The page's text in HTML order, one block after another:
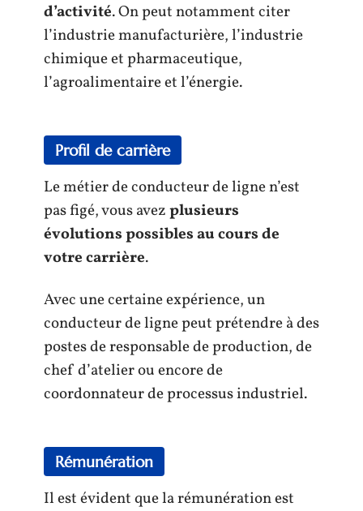
d’activité. On peut notamment citer
l’industrie manufacturière, l’industrie
chimique et pharmaceutique,
l’agroalimentaire et l’énergie.
Profil de carrière
Le métier de conducteur de ligne n’est
pas figé, vous avezplusieurs
évolutions possibles au cours de
votre carrière.
Avec une certaine expérience, un
conducteur de ligne peut prétendre à des
postes de responsable de production, de
chef d’atelier ou encore de
coordonnateur de processus industriel.
Rémunération
Il est évident que la rémunération est